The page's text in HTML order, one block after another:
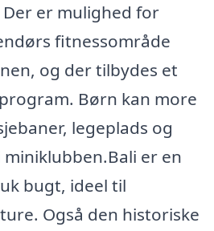
er mulighed for
fitnessområde
og der tilbydes et
Børn kan more
legeplads og
er en
bugt, ideel til
Også den historiske